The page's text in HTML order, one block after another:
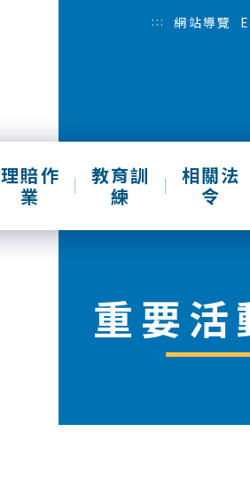
::: 網站導覽
理賠作
業
教育訓
練
相關法
令
重要活